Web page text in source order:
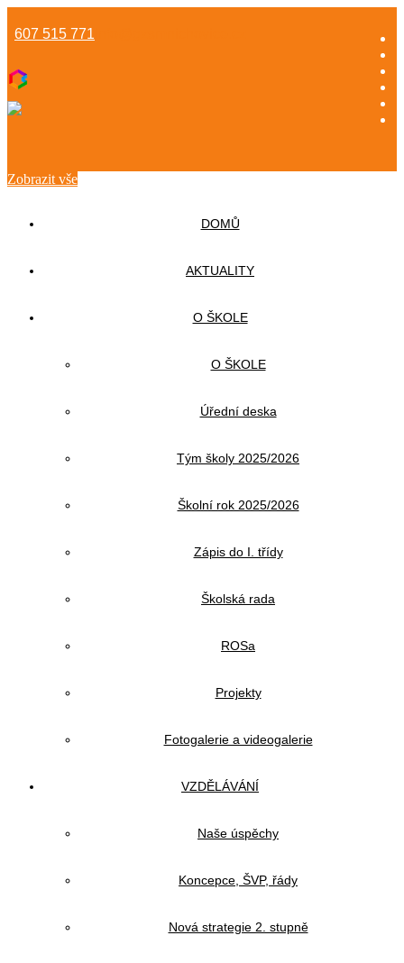
607 515 771
Zobrazit vše
DOMŮ
AKTUALITY
O ŠKOLE
O ŠKOLE
Úřední deska
Tým školy 2025/2026
Školní rok 2025/2026
Zápis do I. třídy
Školská rada
ROSa
Projekty
Fotogalerie a videogalerie
VZDĚLÁVÁNÍ
Naše úspěchy
Koncepce, ŠVP, řády
Nová strategie 2. stupně